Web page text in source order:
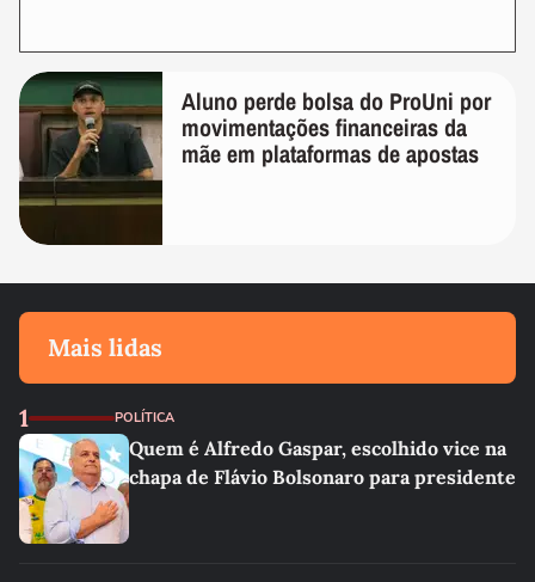
Aluno perde bolsa do ProUni por
movimentações financeiras da
mãe em plataformas de apostas
Mais lidas
1 POLÍTICA
Quem é Alfredo Gaspar, escolhido vice na
chapa de Flávio Bolsonaro para presidente